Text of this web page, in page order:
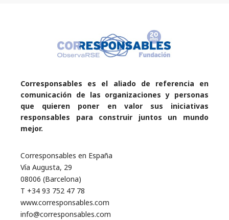
Corresponsables es el aliado de referencia en
comunicación de las organizaciones y personas
que quieren poner en valor sus iniciativas
responsables para construir juntos un mundo
mejor.
Corresponsables en España
Vía Augusta, 29
08006 (Barcelona)
T +34 93 752 47 78
www.corresponsables.com
info@corresponsables.com